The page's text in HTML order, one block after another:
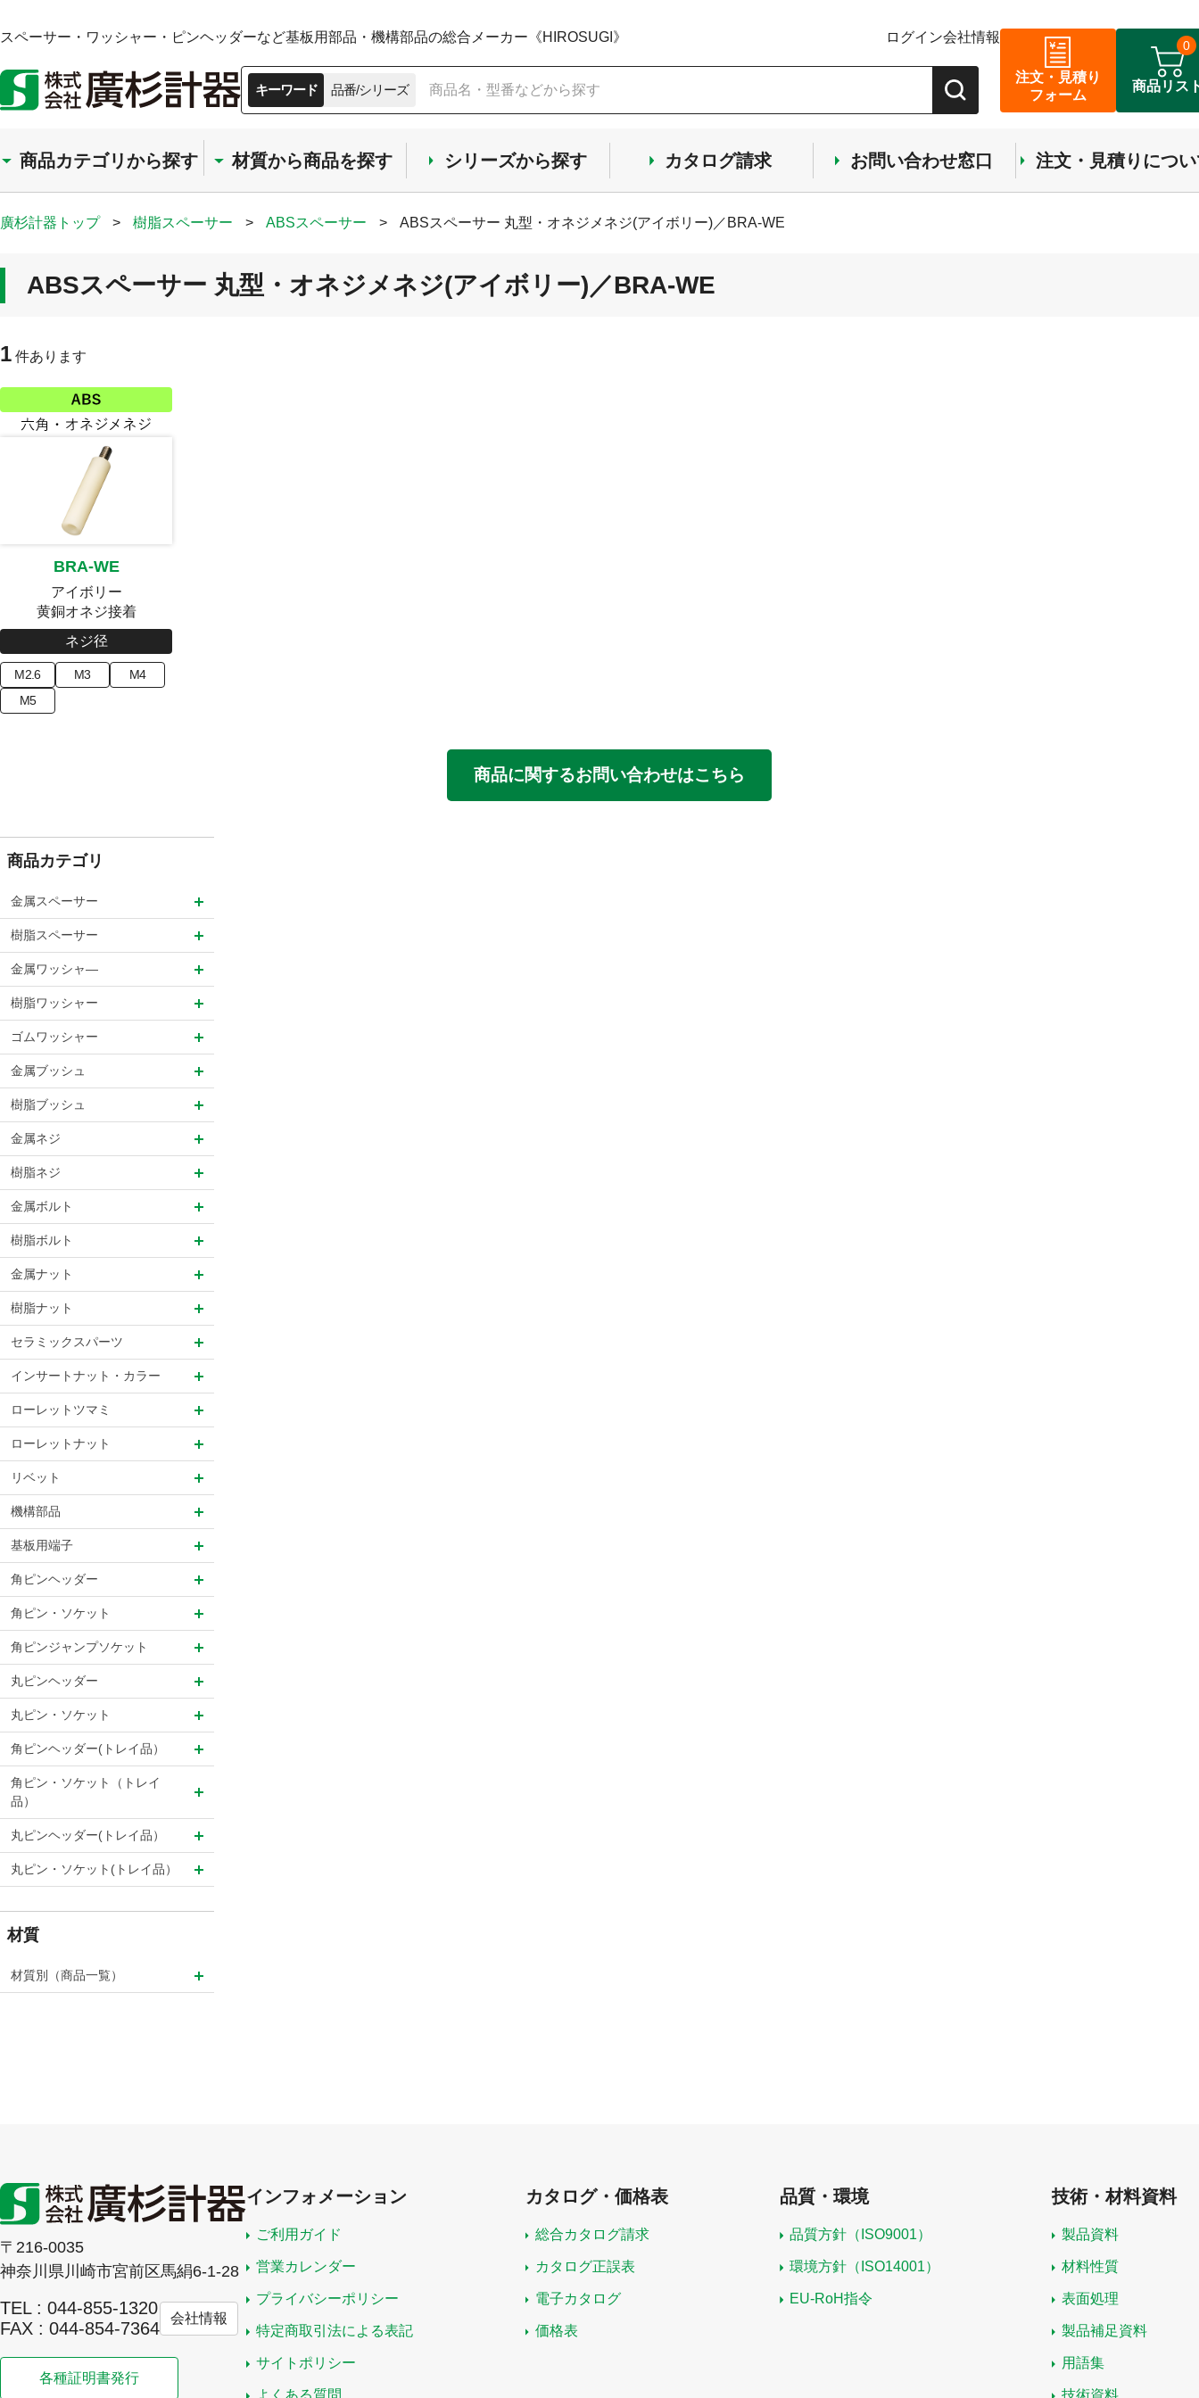
スペーサー・ワッシャー・ピンヘッダーなど基板用部品・機構部品の総合メーカー《HIROSUGI》 ログイン会社情報
キーワード 品番/シリーズ
注文・見積り
フォーム
商品リス
0
商品カテゴリから探す 材質から商品を探す シリーズから探す カタログ請求 お問い合わせ窓口 注文・見積りにつ
廣杉計器トップ > 樹脂スペーサー > ABSスペーサー > ABSスペーサー 丸型・オネジメネジ(アイボリー)／BRA-WE
ABSスペーサー 丸型・オネジメネジ(アイボリー)／BRA-WE
1 件あります
BRA-WE
アイボリー
黄銅オネジ接着
ネジ径
M2.6 M3
M4
M5
商品に関するお問い合わせはこちら
商品カテゴリ
金属スペーサー
樹脂スペーサー
金属ワッシャ―
樹脂ワッシャー
ゴムワッシャー
金属ブッシュ
樹脂ブッシュ
金属ネジ
樹脂ネジ
金属ボルト
樹脂ボルト
金属ナット
樹脂ナット
セラミックスパーツ
インサートナット・カラー
ローレットツマミ
ローレットナット
リベット
機構部品
基板用端子
角ピンヘッダー
角ピン・ソケット
角ピンジャンプソケット
丸ピンヘッダー
丸ピン・ソケット
角ピンヘッダー(トレイ品）
角ピン・ソケット（トレイ
品）
丸ピンヘッダー(トレイ品）
丸ピン・ソケット(トレイ品）
材質
材質別（商品一覧）
〒216-0035
神奈川県川崎市宮前区馬絹6-1-28
TEL : 044-855-1320
FAX : 044-854-7364
会社情報
各種証明書発行
インフォメーション
ご利用ガイド
営業カレンダー
プライバシーポリシー
特定商取引法による表記
サイトポリシー
よくある質問
カタログ・価格表
総合カタログ請求
カタログ正誤表
電子カタログ
価格表
品質・環境
品質方針（ISO9001）
環境方針（ISO14001）
EU-RoH指令
技術・材料資料
製品資料
材料性質
表面処理
製品補足資料
用語集
技術資料